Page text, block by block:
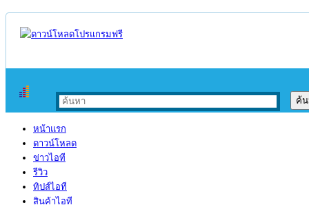
หน้าแรก
ดาวน์โหลด
ข่าวไอที
รีวิว
ทิปส์ไอที
สินค้าไอที